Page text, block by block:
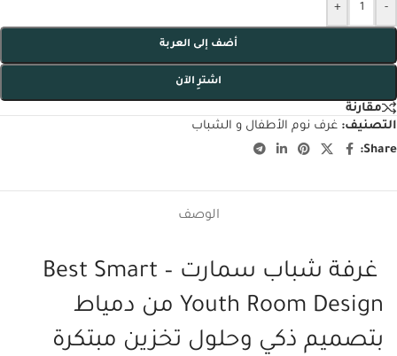
-
+
أضف إلى العربة
اشترِ الآن
مقارنة
التصنيف: غرف نوم الأطفال و الشباب
Share:
الوصف
غرفة شباب سمارت – Best Smart
Youth Room Design من دمياط
بتصميم ذكي وحلول تخزين مبتكرة